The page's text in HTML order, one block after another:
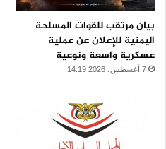
بيان مرتقب للقوات المسلحة
اليمنية للإعلان عن عملية
عسكرية واسعة ونوعية
7 أغسطس، 2026 14:19